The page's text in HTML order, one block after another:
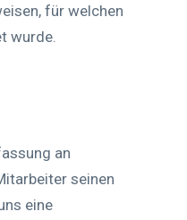
für welchen
wurde.
an
seinen
eine